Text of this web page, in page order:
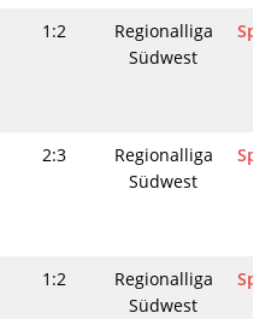
1:2
Regionalliga
Südwest
2:3
Regionalliga
Südwest
1:2
Regionalliga
Südwest